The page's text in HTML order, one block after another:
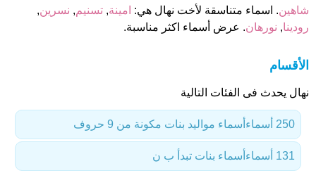
شاهين. اسماء متناسقة لأخت نهال هي: امينة, تسنيم, نسرين,
رودينا, نورهان. عرض أسماء اكثر مناسبة.
الأقسام
نهال يحدث فى الفئات التالية
أسماء مواليد بنات مكونة من 9 حروف 250 أسماء
أسماء بنات تبدأ ب ن 131 أسماء